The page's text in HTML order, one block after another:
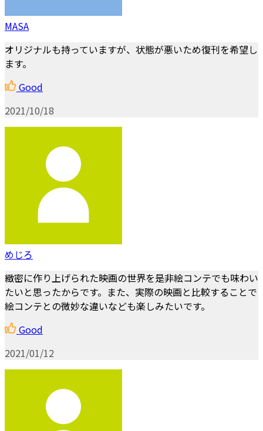
MASA
オリジナルも持っていますが、状態が悪いため復刊を希望し
ます。
Good
2021/10/18
めじろ
緻密に作り上げられた映画の世界を是非絵コンテでも味わい
たいと思ったからです。また、実際の映画と比較することで
絵コンテとの微妙な違いなども楽しみたいです。
Good
2021/01/12